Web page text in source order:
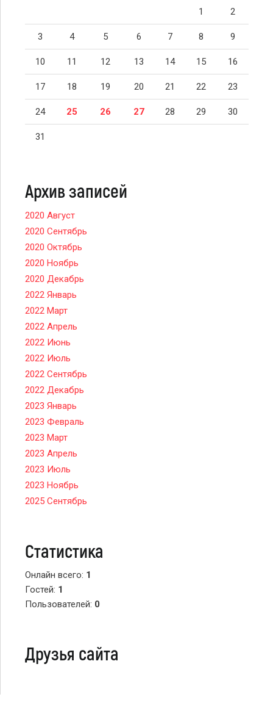
1 2
3 4 5 6 7 8 9
10 11 12 13 14 15 16
17 18 19 20 21 22 23
24 25 26 27 28 29 30
31
Архив записей
2020 Август
2020 Сентябрь
2020 Октябрь
2020 Ноябрь
2020 Декабрь
2022 Январь
2022 Март
2022 Апрель
2022 Июнь
2022 Июль
2022 Сентябрь
2022 Декабрь
2023 Январь
2023 Февраль
2023 Март
2023 Апрель
2023 Июль
2023 Ноябрь
2025 Сентябрь
Статистика
Онлайн всего: 1
Гостей: 1
Пользователей: 0
Друзья сайта